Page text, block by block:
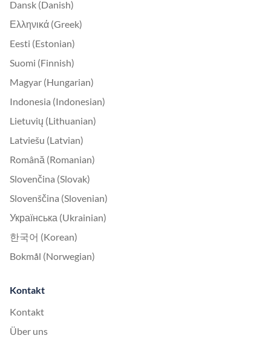
Dansk (Danish)
Ελληνικά (Greek)
Eesti (Estonian)
Suomi (Finnish)
Magyar (Hungarian)
Indonesia (Indonesian)
Lietuvių (Lithuanian)
Latviešu (Latvian)
Română (Romanian)
Slovenčina (Slovak)
Slovenščina (Slovenian)
Українська (Ukrainian)
한국어 (Korean)
Bokmål (Norwegian)
Kontakt
Kontakt
Über uns